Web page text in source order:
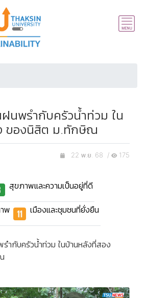
ฝนพรำกับครัวน้ำท่วม ใน
ของนิสิต ม.ทักษิณ
22 พ.ย. 68 / 175
สุขภาพและความเป็นอยู่ที่ดี
พ เมืองและชุมชนที่ยั่งยืน
รำกับครัวน้ำท่วม ในบ้านหลังที่สอง